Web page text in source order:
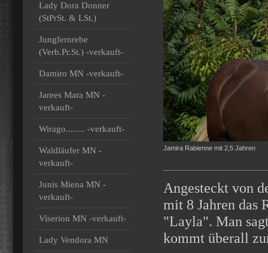
Lady Dora Donner
(StPrSt. & LSt.)
Jungfernrebe
(Verb.Pr.St.) -verkauft-
Damiro MN -verkauft-
Jarees Mara MN -
verkauft-
Wirago........ -verkauft-
Waldläufer MN -
verkauft-
Junis Miena MN -
verkauft-
Viserion MN -verkauft-
Lady Vendora MN
Jamira Rabienne mit 2,5 Jahren
Angesteckt von
mit 8 Jahren das
"Layla". Man
kommt überall